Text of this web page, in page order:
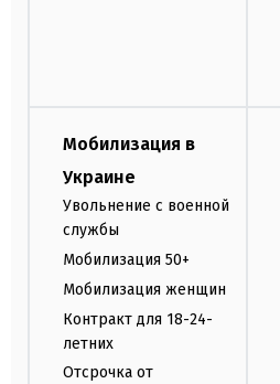
Мобилизация в
Украине
Увольнение с военной
службы
Мобилизация 50+
Мобилизация женщин
Контракт для 18-24-
летних
Отсрочка от